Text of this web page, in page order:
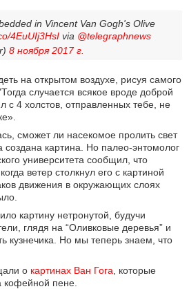
in Vincent Van Gogh's Olive
4EuUIj3HsI via @telegraphnews
8 ноября 2017 г.
на открытом воздухе, рисуя самого
случается всякое вроде доброй
с 4 холстов, отправленных тебе, не
сможет ли насекомое пролить свет
создана картина. Но палео-энтомолог
университета сообщил, что
ветер столкнул его с картиной
движения в окружающих слоях
картину нетронутой, будучи
глядя на “Оливковые деревья” и
кузнечика. Но мы теперь знаем, что
о картинах Ван Гога , которые
кофейной пене.